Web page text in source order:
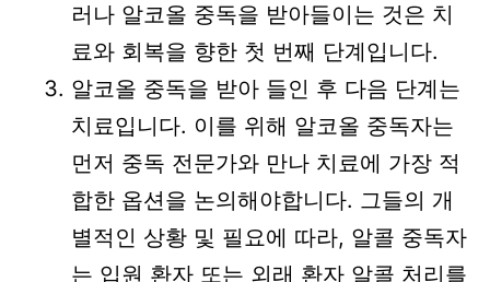
러나 알코올 중독을 받아들이는 것은 치
료와 회복을 향한 첫 번째 단계입니다.
알코올 중독을 받아 들인 후 다음 단계는
치료입니다. 이를 위해 알코올 중독자는
먼저 중독 전문가와 만나 치료에 가장 적
합한 옵션을 논의해야합니다. 그들의 개
별적인 상황 및 필요에 따라, 알콜 중독자
는 입원 환자 또는 외래 환자 알콜 처리를